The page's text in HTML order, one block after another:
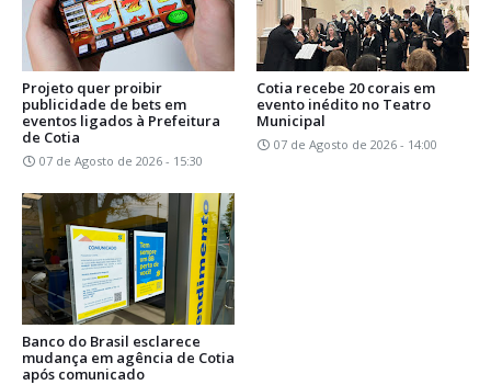
Projeto quer proibir
publicidade de bets em
eventos ligados à Prefeitura
de Cotia
07 de Agosto de 2026 - 15:30
Cotia recebe 20 corais em
evento inédito no Teatro
Municipal
07 de Agosto de 2026 - 14:00
Banco do Brasil esclarece
mudança em agência de Cotia
após comunicado